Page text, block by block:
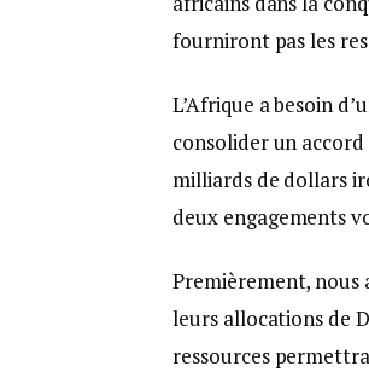
fourniront pas les
L’Afrique a besoin
consolider un
milliards de dollars
deux engagements
Premièrement, nous
leurs allocations de
ressources